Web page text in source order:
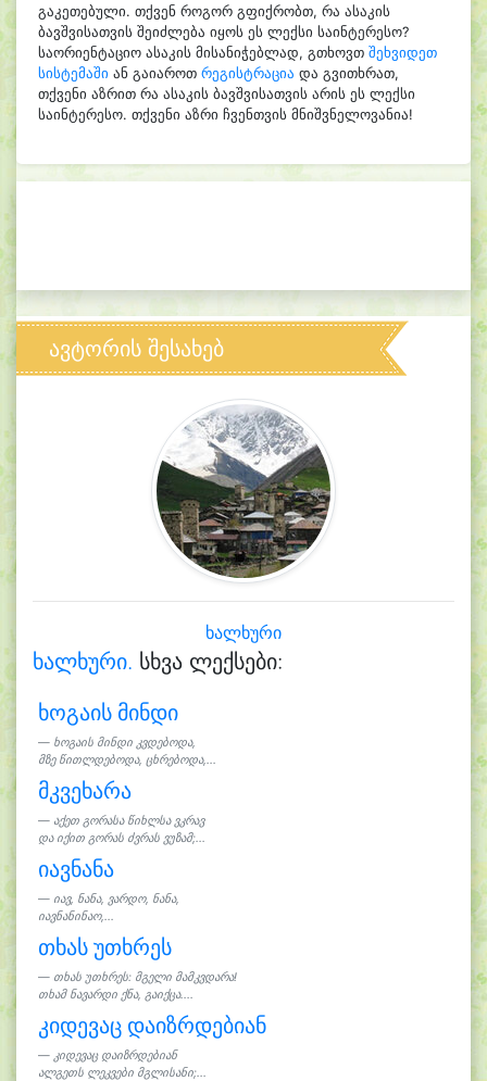
გაკეთებული. თქვენ როგორ გფიქრობთ, რა ასაკის
ბავშვისათვის შეიძლება იყოს ეს ლექსი საინტერესო?
საორიენტაციო ასაკის მისანიჭებლად, გთხოვთ შეხვიდეთ
სისტემაში ან გაიაროთ რეგისტრაცია და გვითხრათ,
თქვენი აზრით რა ასაკის ბავშვისათვის არის ეს ლექსი
საინტერესო. თქვენი აზრი ჩვენთვის მნიშვნელოვანია!
ავტორის შესახებ
ხალხური
ხალხური. სხვა ლექსები:
ხოგაის მინდი
ხოგაის მინდი კვდებოდა,
მზე წითლდებოდა, ცხრებოდა,...
მკვეხარა
აქეთ გორასა წიხლსა ვკრავ
და იქით გორას ძვრას ვუზამ;...
იავნანა
იავ, ნანა, ვარდო, ნანა,
იავნანინაო,...
თხას უთხრეს
თხას უთხრეს: მგელი მამკვდარა!
თხამ ნავარდი ქნა, გაიქცა....
კიდევაც დაიზრდებიან
კიდევაც დაიზრდებიან
ალგეთს ლეკვები მგლისანი;...